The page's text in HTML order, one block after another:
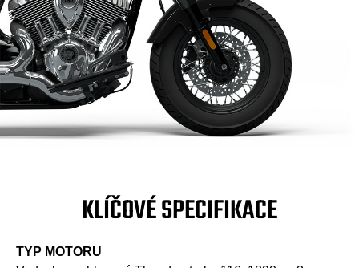
KLÍČOVÉ SPECIFIKACE
TYP MOTORU